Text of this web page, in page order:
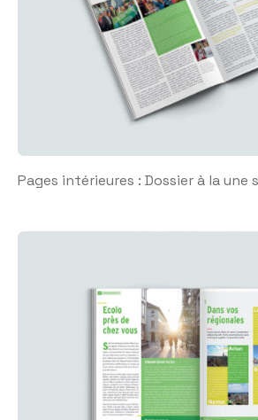
Pages intérieures : Dossier à la